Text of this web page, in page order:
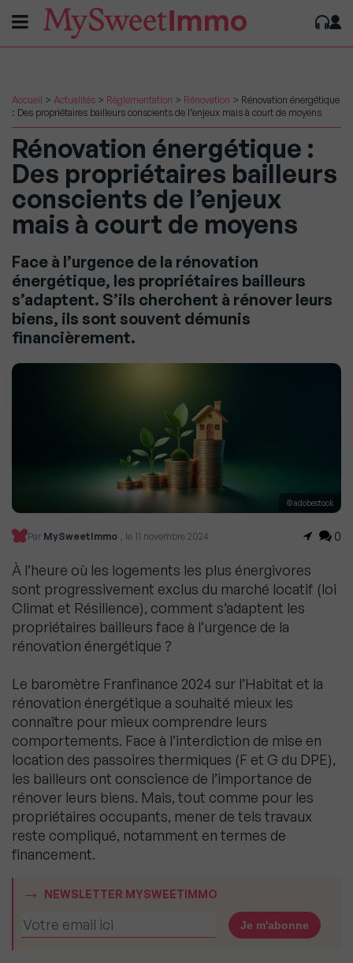
Accueil > Actualités > Règlementation > Rénovation > Rénovation énergétique
: Des propriétaires bailleurs conscients de l’enjeux mais à court de moyens
Rénovation énergétique :
Des propriétaires bailleurs
conscients de l’enjeux
mais à court de moyens
Face à l’urgence de la rénovation
énergétique, les propriétaires bailleurs
s’adaptent. S’ils cherchent à rénover leurs
biens, ils sont souvent démunis
financièrement.
© adobestock
Par MySweetImmo , le 11 novembre 2024 0
À l’heure où les logements les plus énergivores
sont progressivement exclus du marché locatif (loi
Climat et Résilience), comment s’adaptent les
propriétaires bailleurs face à l’urgence de la
rénovation énergétique ?
Le baromètre Franfinance 2024 sur l’Habitat et la
rénovation énergétique a souhaité mieux les
connaître pour mieux comprendre leurs
comportements. Face à l’interdiction de mise en
location des passoires thermiques (F et G du DPE),
les bailleurs ont conscience de l’importance de
rénover leurs biens. Mais, tout comme pour les
propriétaires occupants, mener de tels travaux
reste compliqué, notamment en termes de
financement.
NEWSLETTER MYSWEETIMMO